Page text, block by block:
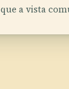
que a vista